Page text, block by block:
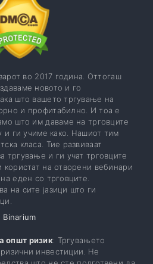
во 2017 година. Оттогаш
новото и го
што вашето тргување на
и профитабилно. И тоа е
што им даваме на трговците
и ги учиме како. Нашиот тим
класа. Тие развиваат
тргување и ги учат трговците
користат на отворени вебинари
еден со трговците.
на сите јазици што ги
општ ризик: Тргувањето
инвестиции. Не